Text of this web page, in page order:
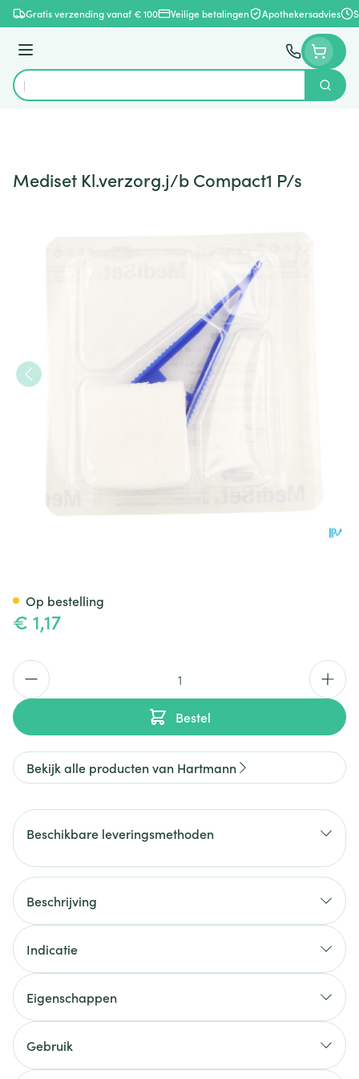
Ga naar de inhoud
Gratis verzending vanaf € 100 Veilige betalingen Apothekersadvies
Menu
Product, merk, categorie...
Zoek
Mediset Kl.verzorg.j/b Compact1 P/s
€ 1,17
Aantal
Bestel
Op bestelling
Bekijk alle producten van Hartmann
Beschikbare leveringsmethoden
Beschrijving
Indicatie
Eigenschappen
Gebruik